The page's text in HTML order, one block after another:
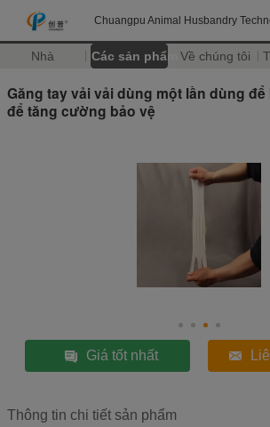
Chuangpu Animal Husbandry
Nhà Các sản phẩm Về chúng tôi
Găng tay vải vải dùng một lần dùng
để tăng cường bảo vệ
Giá tốt nhất
Thông tin chi tiết sản phẩm